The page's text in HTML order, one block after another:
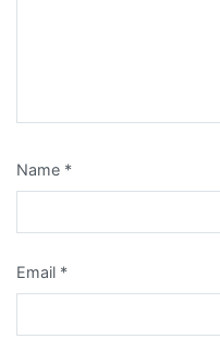
Name *
Email *